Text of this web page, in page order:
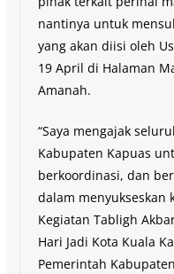
nantinya untuk
yang akan diisi oleh
19 April di Halaman
Amanah.
“Saya mengajak
Kabupaten Kapuas
berkoordinasi, dan
dalam menyukseskan
Kegiatan Tabligh
Hari Jadi Kota Kuala
Pemerintah